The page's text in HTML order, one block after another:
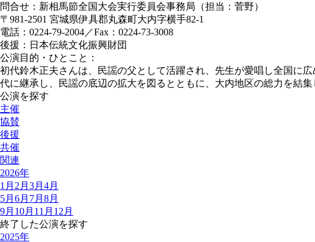
問合せ：新相馬節全国大会実行委員会事務局（担当：菅野）
〒981-2501 宮城県伊具郡丸森町大内字横手82-1
電話：0224-79-2004／Fax：0224-73-3008
後援：日本伝統文化振興財団
公演目的・ひとこと：
初代鈴木正夫さんは、民謡の父として活躍され、先生が愛唱し全国に
代に継承し、民謡の底辺の拡大を図るとともに、大内地区の総力を結
公演を探す
主催
協賛
後援
共催
関連
2026年
1月 2月 3月 4月
5月 6月 7月 8月
9月 10月 11月 12月
終了した公演を探す
2025年